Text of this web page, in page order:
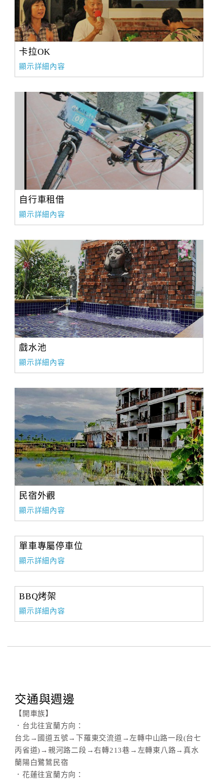
卡拉OK
顯示詳細內容
自行車租借
顯示詳細內容
戲水池
顯示詳細內容
民宿外觀
顯示詳細內容
單車專屬停車位
顯示詳細內容
BBQ烤架
顯示詳細內容
交通與週邊
【開車族】
．台北往宜蘭方向：
台北→國道五號→下羅東交流道→左轉中山路一段(台七
丙省道)→親河路二段→右轉213巷→左轉東八路→真水
蘭陽白鷺鷥民宿
．花蓮往宜蘭方向：